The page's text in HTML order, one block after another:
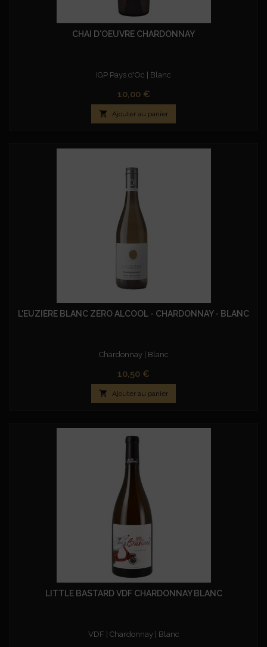
CHAI D'OEUVRE CHARDONNAY
IGP Pays d'Oc | Blanc
Prix
10,00 €
 Ajouter au panier
L'EUZIÈRE BLANC ZÉRO ALCOOL - CHARDONNAY - BLANC
Chardonnay | Blanc
Prix
10,50 €
 Ajouter au panier
LITTLE BASTARD VDF CHARDONNAY BLANC
VDF | Chardonnay | Blanc